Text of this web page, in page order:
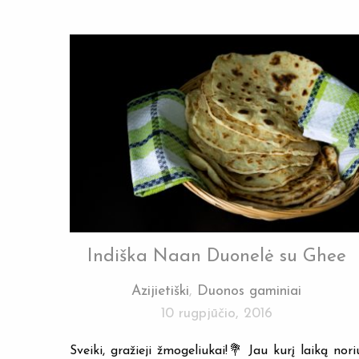
Indiška Naan Duonelė su Ghee
Azijietiški, Duonos gaminiai
10 rugpjūčio, 2016
Sveiki, gražieji žmogeliukai!💐 Jau kurį laiką